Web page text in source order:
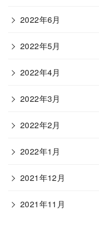
2022年6月
2022年5月
2022年4月
2022年3月
2022年2月
2022年1月
2021年12月
2021年11月